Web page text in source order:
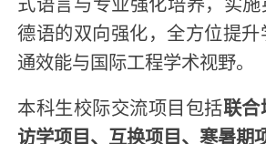
德语的双向强化，全方位提
通效能与国际工程学术视野。
本科生校际交流项目包括联合
访学项目、互换项目、寒暑期